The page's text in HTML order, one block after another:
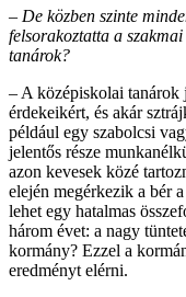
– De közben szinte
felsorakoztatta a
tanárok?
– A középiskolai
érdekeikért, és akár
például egy szabolcsi
jelentős része
azon kevesek közé
elején megérkezik a bér
lehet egy hatalmas
három évet: a nagy
kormány? Ezzel a
eredményt elérni.